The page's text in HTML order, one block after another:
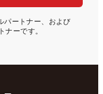
パートナー、および
ナーです。